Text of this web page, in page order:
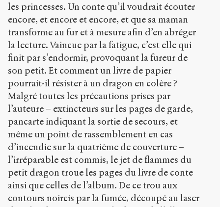
les princesses. Un conte qu’il voudrait écouter
encore, et encore et encore, et que sa maman
transforme au fur et à mesure afin d’en abréger
la lecture. Vaincue par la fatigue, c’est elle qui
finit par s’endormir, provoquant la fureur de
son petit. Et comment un livre de papier
pourrait-il résister à un dragon en colère ?
Malgré toutes les précautions prises par
l’auteure – extincteurs sur les pages de garde,
pancarte indiquant la sortie de secours, et
même un point de rassemblement en cas
d’incendie sur la quatrième de couverture –
l’irréparable est commis, le jet de flammes du
petit dragon troue les pages du livre de conte
ainsi que celles de l’album. De ce trou aux
contours noircis par la fumée, découpé au laser